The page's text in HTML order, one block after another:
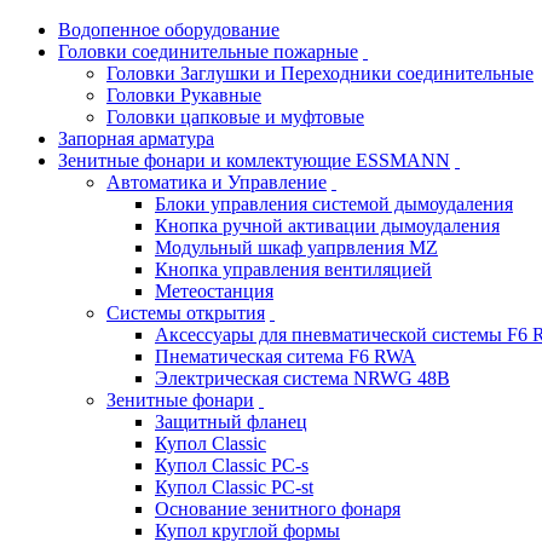
Водопенное оборудование
Головки соединительные пожарные
Головки Заглушки и Переходники соединительные
Головки Рукавные
Головки цапковые и муфтовые
Запорная арматура
Зенитные фонари и комлектующие ESSMANN
Автоматика и Управление
Блоки управления системой дымоудаления
Кнопка ручной активации дымоудаления
Модульный шкаф уапрвления MZ
Кнопка управления вентиляцией
Метеостанция
Системы открытия
Аксессуары для пневматической системы F6
Пнематическая ситема F6 RWA
Электрическая система NRWG 48В
Зенитные фонари
Защитный фланец
Купол Classic
Купол Classic PC-s
Купол Classic PC-st
Основание зенитного фонаря
Купол круглой формы